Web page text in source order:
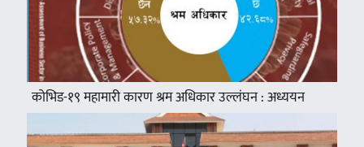
कोभिड-१९ महामारी कारण श्रम अधिकार उल्लंघन : अध्ययन